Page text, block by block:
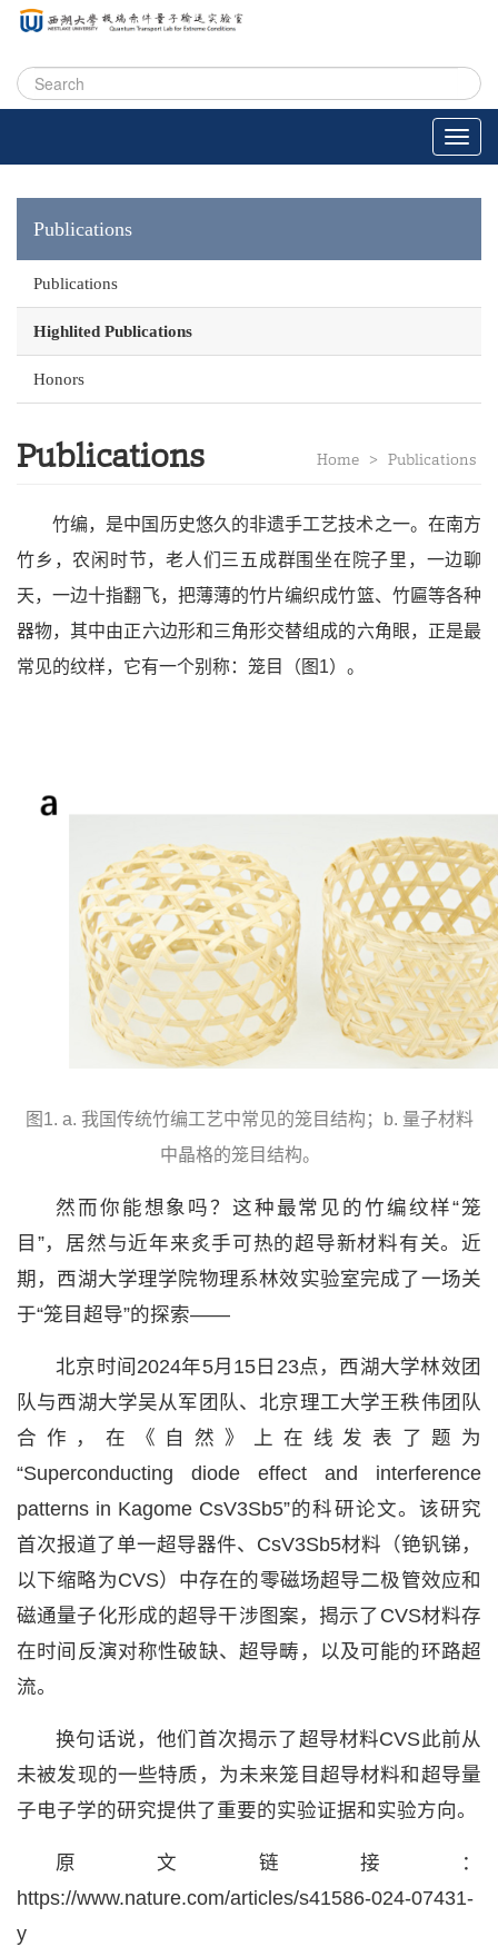
Publications
Publications
Highlited Publications
Honors
Publications Home > Publications
竹编，是中国历史悠久的非遗手工艺技术之一。在南方
竹乡，农闲时节，老人们三五成群围坐在院子里，一边聊
天，一边十指翻飞，把薄薄的竹片编织成竹篮、竹匾等各种
器物，其中由正六边形和三角形交替组成的六角眼，正是最
常见的纹样，它有一个别称：笼目（图1）。
图1. a. 我国传统竹编工艺中常见的笼目结构；b. 量子材料
中晶格的笼目结构。
然而你能想象吗？这种最常见的竹编纹样“笼
目”，居然与近年来炙手可热的超导新材料有关。近
期，西湖大学理学院物理系林效实验室完成了一场关
于“笼目超导”的探索——
北京时间2024年5月15日23点，西湖大学林效团
队与西湖大学吴从军团队、北京理工大学王秩伟团队
合作，在《自然》上在线发表了题为
“Superconducting diode effect and interference
patterns in Kagome CsV3Sb5”的科研论文。该研究
首次报道了单一超导器件、CsV3Sb5材料（铯钒锑，
以下缩略为CVS）中存在的零磁场超导二极管效应和
磁通量子化形成的超导干涉图案，揭示了CVS材料存
在时间反演对称性破缺、超导畴，以及可能的环路超
流。
换句话说，他们首次揭示了超导材料CVS此前从
未被发现的一些特质，为未来笼目超导材料和超导量
子电子学的研究提供了重要的实验证据和实验方向。
原文链接：
https://www.nature.com/articles/s41586-024-07431-
y